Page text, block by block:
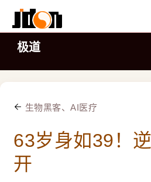
极道
生物黑客、AI医疗
63岁身如39！
开